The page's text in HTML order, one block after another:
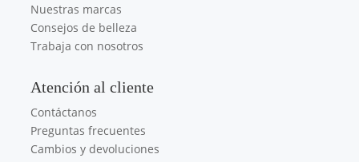
Nuestras marcas
Consejos de belleza
Trabaja con nosotros
Atención al cliente
Contáctanos
Preguntas frecuentes
Cambios y devoluciones